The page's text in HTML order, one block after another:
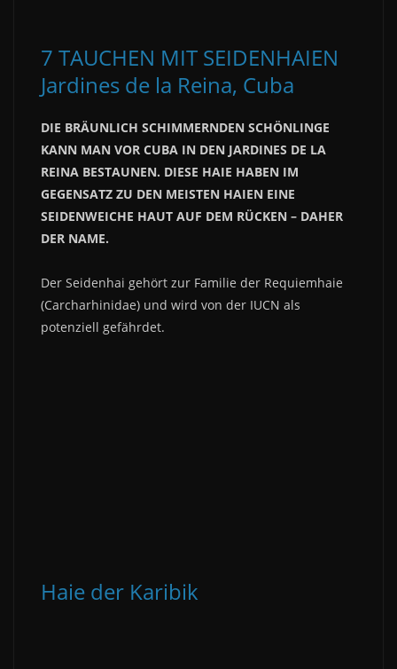
7 TAUCHEN MIT SEIDENHAIEN
Jardines de la Reina, Cuba
DIE BRÄUNLICH SCHIMMERNDEN SCHÖNLINGE
KANN MAN VOR CUBA IN DEN JARDINES DE LA
REINA BESTAUNEN. DIESE HAIE HABEN IM
GEGENSATZ ZU DEN MEISTEN HAIEN EINE
SEIDENWEICHE HAUT AUF DEM RÜCKEN – DAHER
DER NAME.
Der Seidenhai gehört zur Familie der Requiemhaie
(Carcharhinidae) und wird von der IUCN als
potenziell gefährdet.
Haie der Karibik